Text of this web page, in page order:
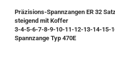
Präzisions-Spannzangen ER 32
steigend mit Koffer
3-4-5-6-7-8-9-10-11-12-13-14-15-
Spannzange Typ 470E